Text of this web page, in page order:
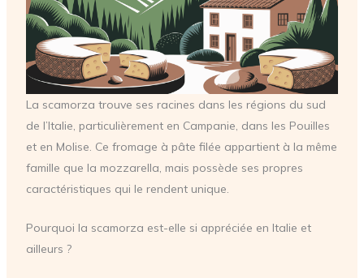
La scamorza trouve ses racines dans les régions du sud
de l’Italie, particulièrement en Campanie, dans les Pouilles
et en Molise. Ce fromage à pâte filée appartient à la même
famille que la mozzarella, mais possède ses propres
caractéristiques qui le rendent unique.
Pourquoi la scamorza est-elle si appréciée en Italie et
ailleurs ?